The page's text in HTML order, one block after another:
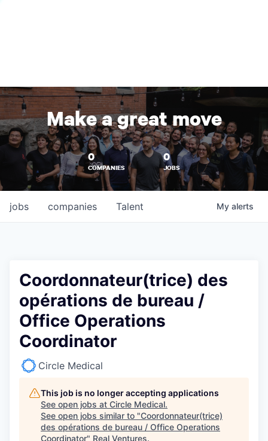
Make a great move
0
COMPANIES
0
JOBS
jobs companies Talent My alerts
Coordonnateur(trice) des
opérations de bureau /
Office Operations
Coordinator
Circle Medical
This job is no longer accepting applications
See open jobs at Circle Medical.
See open jobs similar to "Coordonnateur(trice)
des opérations de bureau / Office Operations
Coordinator" Real Ventures.